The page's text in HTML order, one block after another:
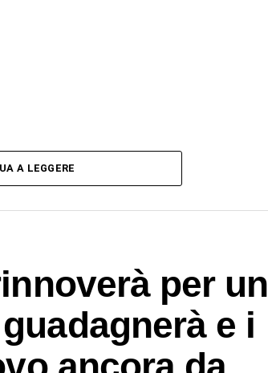
A LEGGERE
per un
e i